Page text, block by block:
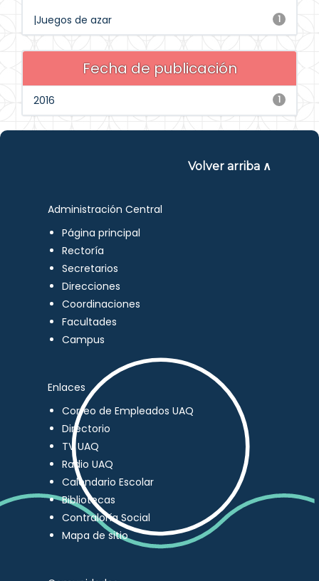
1
|Juegos de azar
Fecha de publicación
1
2016
Volver arriba ∧
Administración Central
Página principal
Rectoría
Secretarios
Direcciones
Coordinaciones
Facultades
Campus
Enlaces
Correo de Empleados UAQ
Directorio
TV UAQ
Radio UAQ
Calendario Escolar
Bibliotecas
Contraloría Social
Mapa de sitio